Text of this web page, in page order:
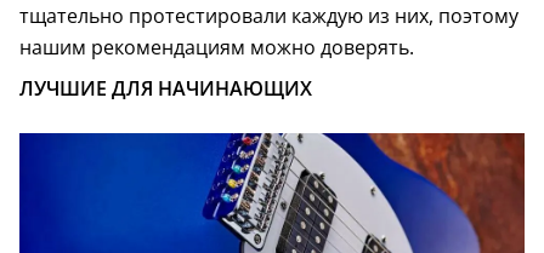
тщательно протестировали каждую из них, поэтому
нашим рекомендациям можно доверять.
ЛУЧШИЕ ДЛЯ НАЧИНАЮЩИХ